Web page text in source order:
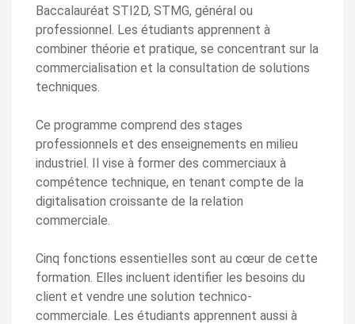
Baccalauréat STI2D, STMG, général ou
professionnel. Les étudiants apprennent à
combiner théorie et pratique, se concentrant sur la
commercialisation et la consultation de solutions
techniques.
Ce programme comprend des stages
professionnels et des enseignements en milieu
industriel. Il vise à former des commerciaux à
compétence technique, en tenant compte de la
digitalisation croissante de la relation
commerciale.
Cinq fonctions essentielles sont au cœur de cette
formation. Elles incluent identifier les besoins du
client et vendre une solution technico-
commerciale. Les étudiants apprennent aussi à